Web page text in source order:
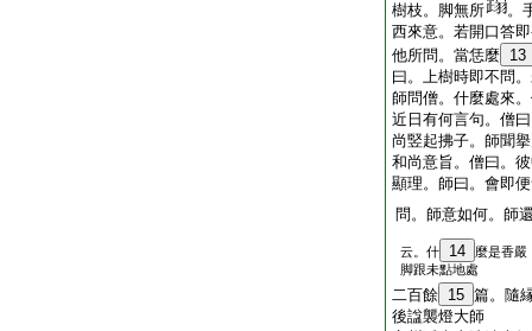
樹枝。脚無所
。
西來意。若開口答
他所問。當恁麼 13
曰。上樹時即不問
師問僧。什麼處來
近日有何言句。僧
尚竪起拂子。師聞
和尚意旨。僧曰。
顯理。師曰。會即
問。師意如何。師
云。什 14
麼是香嚴
脚跟未點地處
二百餘 15 篇。隨
後諡襲燈大師